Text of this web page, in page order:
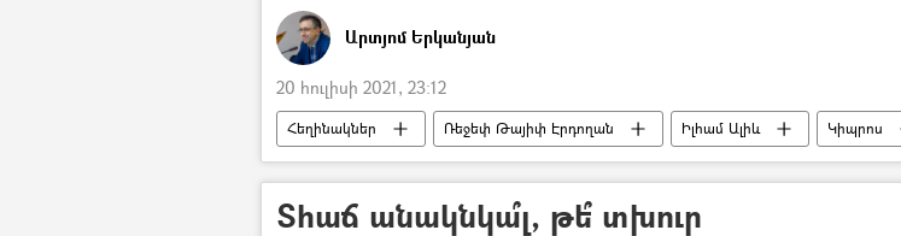
Արտյոմ Երկանյան
20 հուլիսի 2021, 23:12
Հեղինակներ Ռեջեփ Թայիփ Էրդողան Իլհամ Ալիև
Կիպրոս
Հունաստան
Տհաճ անակնկա՞լ, թե՞ տխուր